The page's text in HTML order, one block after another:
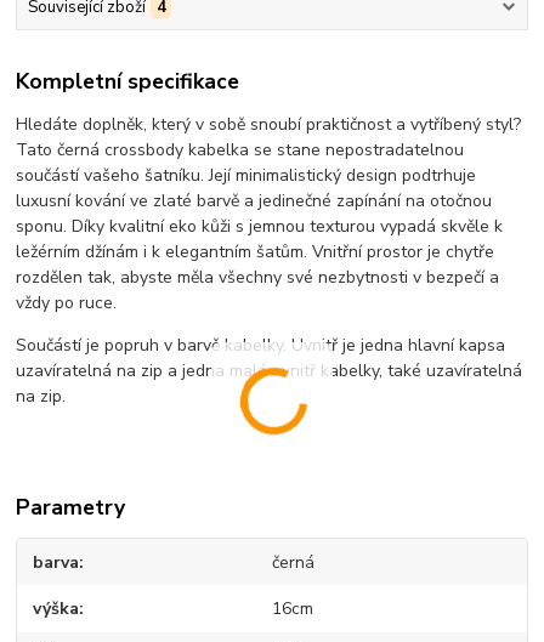
Související zboží 4
Kompletní specifikace
Hledáte doplněk, který v sobě snoubí praktičnost a vytříbený styl?
Tato černá crossbody kabelka se stane nepostradatelnou
součástí vašeho šatníku. Její minimalistický design podtrhuje
luxusní kování ve zlaté barvě a jedinečné zapínání na otočnou
sponu. Díky kvalitní eko kůži s jemnou texturou vypadá skvěle k
ležérním džínám i k elegantním šatům. Vnitřní prostor je chytře
rozdělen tak, abyste měla všechny své nezbytnosti v bezpečí a
vždy po ruce.
Součástí je popruh v barvě kabelky. Uvnitř je jedna hlavní kapsa
uzavíratelná na zip a jedna malá uvnitř kabelky, také uzavíratelná
na zip.
Parametry
barva černá
výška 16cm